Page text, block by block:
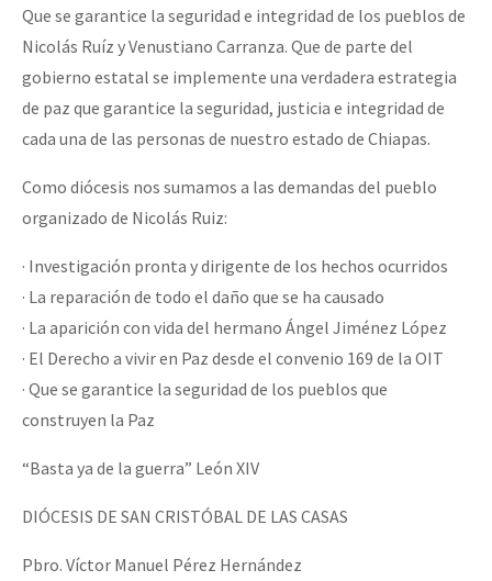
Que se garantice la seguridad e integridad de los pueblos de
Nicolás Ruíz y Venustiano Carranza. Que de parte del
gobierno estatal se implemente una verdadera estrategia
de paz que garantice la seguridad, justicia e integridad de
cada una de las personas de nuestro estado de Chiapas.
Como diócesis nos sumamos a las demandas del pueblo
organizado de Nicolás Ruiz:
· Investigación pronta y dirigente de los hechos ocurridos
· La reparación de todo el daño que se ha causado
· La aparición con vida del hermano Ángel Jiménez López
· El Derecho a vivir en Paz desde el convenio 169 de la OIT
· Que se garantice la seguridad de los pueblos que
construyen la Paz
“Basta ya de la guerra” León XIV
DIÓCESIS DE SAN CRISTÓBAL DE LAS CASAS
Pbro. Víctor Manuel Pérez Hernández